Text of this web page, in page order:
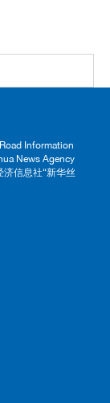
Information
News Agency
济信息社“新华丝